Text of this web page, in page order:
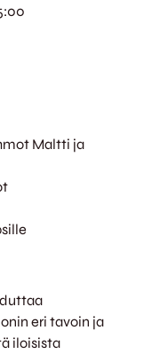
Maltti ja
eri tavoin ja
iloisista